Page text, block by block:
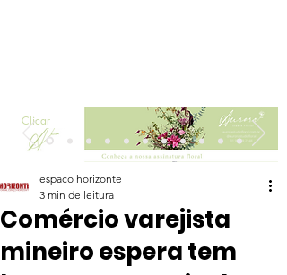
Clicar
Comércio varejista
mineiro espera tem
espaco horizonte
3 min de leitura